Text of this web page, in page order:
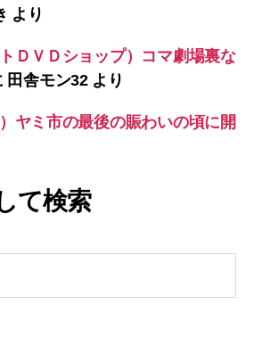
より
ＤＶＤショップ）コマ劇場裏な
田舎モン32より
ヤミ市の最後の賑わいの頃に開
て検索